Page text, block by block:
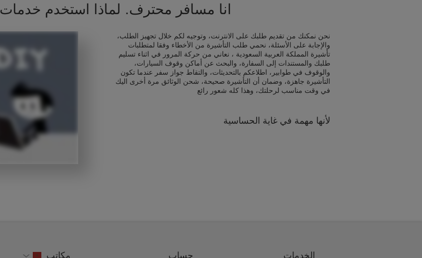
انا مسافر محترف. لماذا استخدم خدمات VisaHQ ؟
نحن نمكنك من تقديم طلبك على الانترنت، وتوجيه لكم خلال تجهيز الطلب،
والإجابة على الأسئلة، نحمي طلب التأشيرة من الأخطاء وفقا لمتطلبات
تأشيرة المملكة العربية السعودية ، نعاني من حركة المرور في اثناء تسليم
طلبك والمستندات إلى السفارة، والبحث عن أماكن وقوف السيارات،
والوقوف في طوابير، اطلاعكم بالتحديثات، والتقاط جواز سفر عندما تكون
التأشيرة جاهزة، وضمان أن التأشيرة صحيحة، شحن الوثائق مرة أخرى اليك
في وقت مناسب لرحلتك، وهذا كله شعور رائع
لأنها مهمة في غاية الحساسية
الخدمات حساب مكاتب